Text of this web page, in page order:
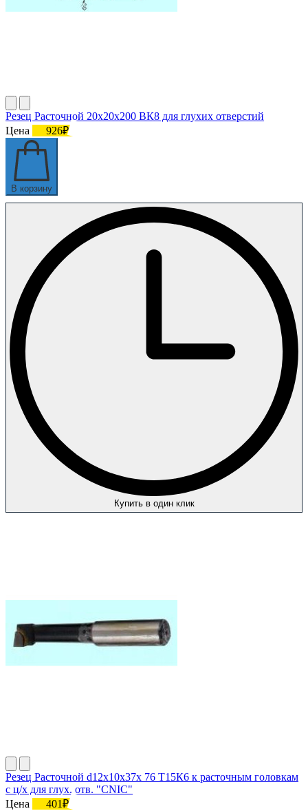
Резец Расточной 20х20х200 ВК8 для глухих отверстий
Цена
926₽
В корзину
Купить в один клик
Резец Расточной d12х10х37х 76 Т15К6 к расточным головкам
с ц/х для глух. отв. "CNIC"
Цена
401₽